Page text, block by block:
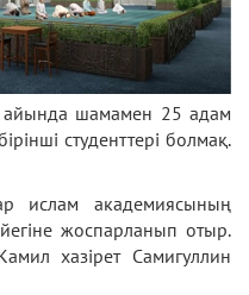
айында шамамен 25 адам
студенттері болмақ.
ислам академиясының
жоспарланып отыр.
хазірет Самигуллин